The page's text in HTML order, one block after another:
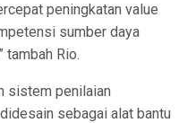
peningkatan value
sumber daya
tambah Rio.
sistem penilaian
sebagai alat bantu